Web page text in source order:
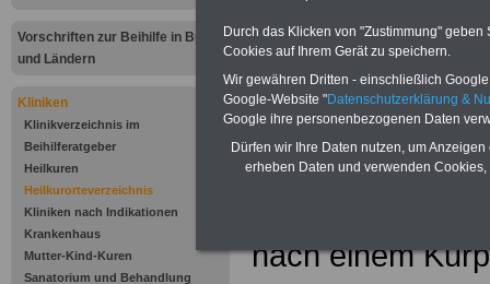
Vorschriften zur Beihilfe in Bund
und Ländern
Kliniken
Klinikverzeichnis im
Beihilferatgeber
Heilkuren
Heilkurorteverzeichnis
Kliniken nach Indikationen
Krankenhaus
Mutter-Kind-Kuren
Sanatorium und Behandlung
Nicht jeder
Heilkurort
Heilkur im
nach einem
Durch das Klicken von "Zustimmung"
Cookies auf Ihrem Gerät zu speichern.
Wir gewähren Dritten - einschließlich
Google-Website "Datenschutzerklärung &
Google ihre personenbezogenen Daten
Dürfen wir Ihre Daten nutzen, um
erheben Daten und verwenden